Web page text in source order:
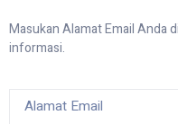
Masukan Alamat Email Anda
informasi.